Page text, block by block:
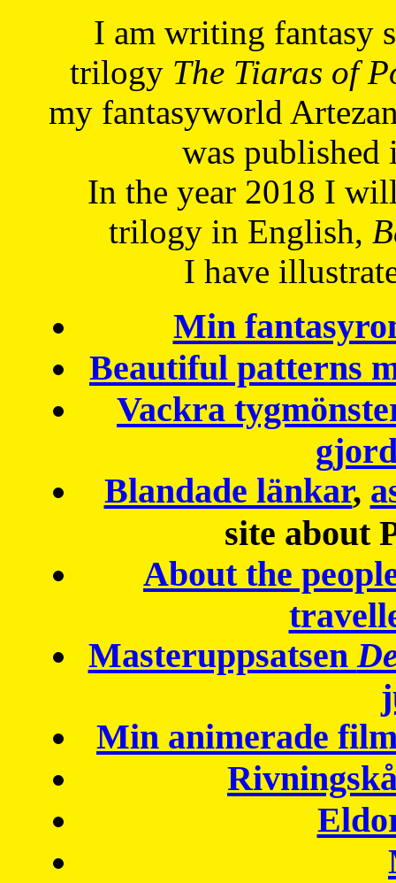
I am writing fantasy
trilogy The Tiaras of
my fantasyworld
was published
In the year 2018 I
trilogy in English,
I have
Min
Beautiful patterns
Vackra
Blandade länkar,
site about
About the
Masteruppsatsen
Min animerade